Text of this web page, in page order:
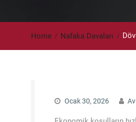
Home Nafaka Davaları
Ocak 30, 2026